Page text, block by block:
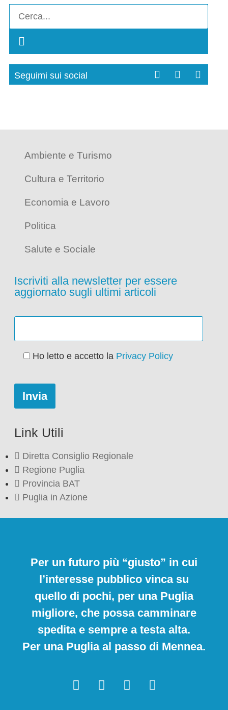
Seguimi sui social
Ambiente e Turismo
Cultura e Territorio
Economia e Lavoro
Politica
Salute e Sociale
Iscriviti alla newsletter per essere
aggiornato sugli ultimi articoli
Ho letto e accetto la Privacy Policy
Link Utili
Diretta Consiglio Regionale
Regione Puglia
Provincia BAT
Puglia in Azione
Per un futuro più “giusto” in cui
l’interesse pubblico vinca su
quello di pochi, per una Puglia
migliore, che possa camminare
spedita e sempre a testa alta.
Per una Puglia al passo di Mennea.